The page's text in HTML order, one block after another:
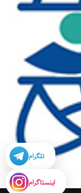
تلگرام
اینستاگرام